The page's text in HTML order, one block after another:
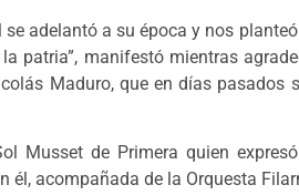
adelantó a su época y nos
patria”, manifestó mientras
Maduro, que en días pasados
Musset de Primera quien
él, acompañada de la Orquesta